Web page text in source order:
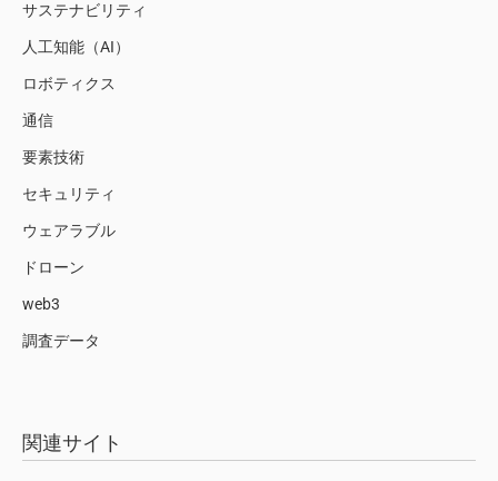
サステナビリティ
人工知能（AI）
ロボティクス
通信
要素技術
セキュリティ
ウェアラブル
ドローン
web3
調査データ
関連サイト